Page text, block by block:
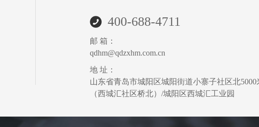
400-688-4711
邮 箱：
qdhm@qdzxhm.com.cn
地 址：
山东省青岛市城阳区城阳街道小寨子社区北5000
（西城汇社区桥北）/城阳区西城汇工业园